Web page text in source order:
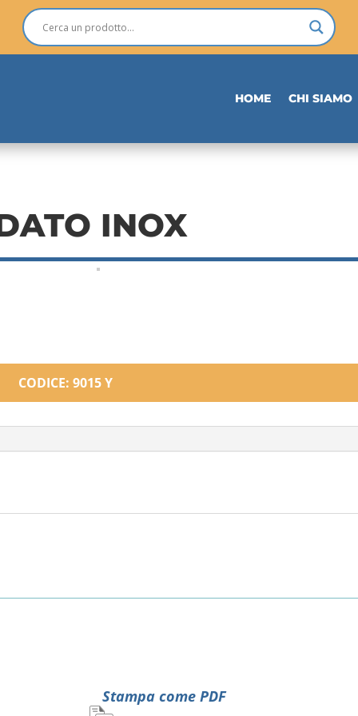
HOME CHI SIAMO
INOX
CODICE: 9015 Y
Stampa come PDF